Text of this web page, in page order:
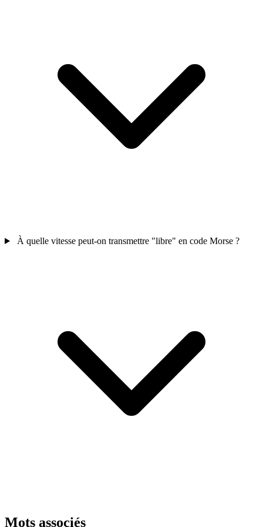
À quelle vitesse peut-on transmettre "libre" en code Morse ?
Mots associés